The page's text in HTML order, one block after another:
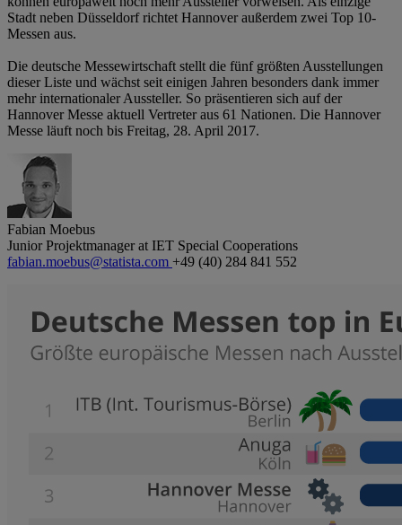
Stadt neben Düsseldorf richtet Hannover außerdem zwei Top 10-
Messen aus.
Die deutsche Messewirtschaft stellt die fünf größten Ausstellungen
dieser Liste und wächst seit einigen Jahren besonders dank immer
mehr internationaler Aussteller. So präsentieren sich auf der
Hannover Messe aktuell Vertreter aus 61 Nationen. Die Hannover
Messe läuft noch bis Freitag, 28. April 2017.
Fabian Moebus
Junior Projektmanager at IET Special Cooperations
fabian.moebus@statista.com +49 (40) 284 841 552